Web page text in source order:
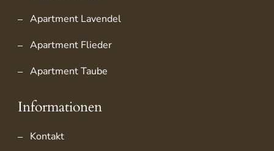
Apartment Lavendel
Apartment Flieder
Apartment Taube
Informationen
Kontakt